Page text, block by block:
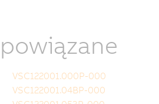
VSC122001.000P-000
VSC122001.04BP-000